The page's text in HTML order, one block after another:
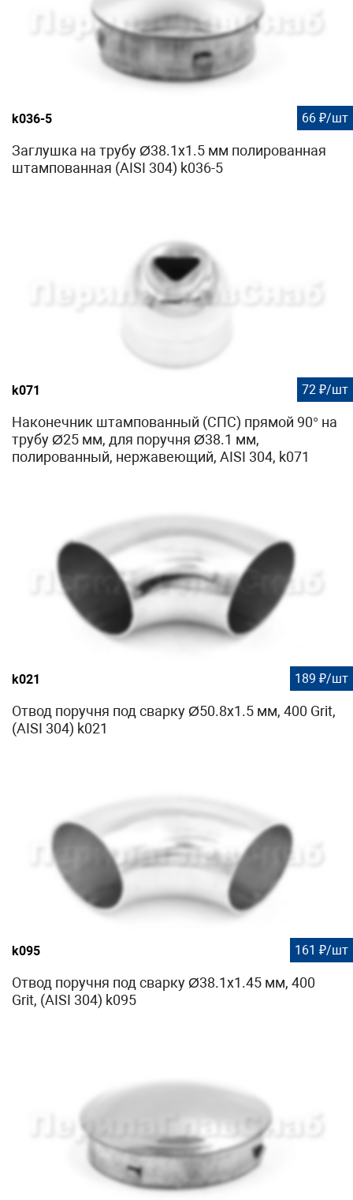
k036-5 66 ₽/шт
Заглушка на трубу Ø38.1х1.5 мм полированная
штампованная (AISI 304) k036-5
k071 72 ₽/шт
Наконечник штампованный (СПС) прямой 90° на
трубу Ø25 мм, для поручня Ø38.1 мм,
полированный, нержавеющий, AISI 304, k071
k021 189 ₽/шт
Отвод поручня под сварку Ø50.8х1.5 мм, 400 Grit,
(AISI 304) k021
k095 161 ₽/шт
Отвод поручня под сварку Ø38.1х1.45 мм, 400
Grit, (AISI 304) k095